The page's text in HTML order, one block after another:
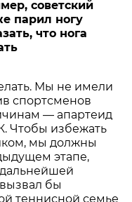
советский
парил ногу
что нога
Мы не имели
спортсменов
— апартеид
Чтобы избежать
мы должны
этапе,
дальнейшей
бы
теннисной семье